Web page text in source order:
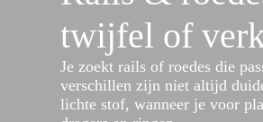
twijfel of
Je zoekt rails of roedes die
verschillen zijn niet altijd
lichte stof, wanneer je voor